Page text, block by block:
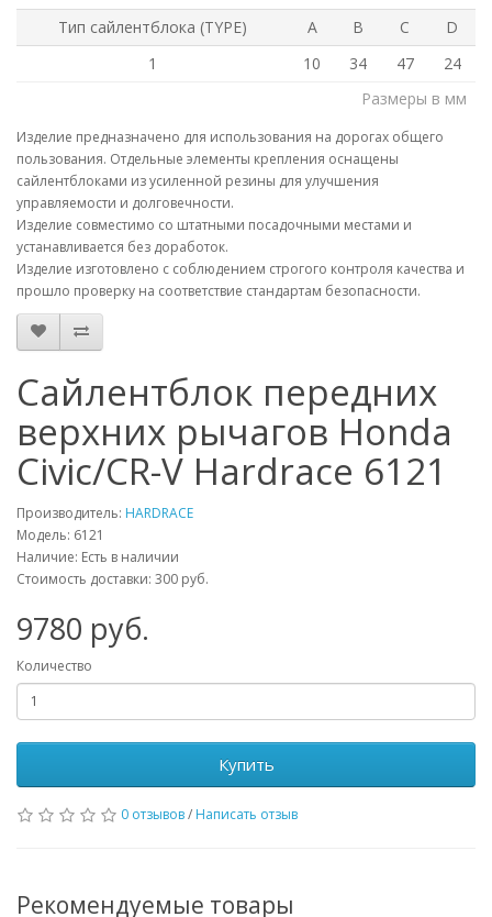
Тип сайлентблока (TYPE) A B C
D
1
10 34 47
24
Размеры в мм
Изделие предназначено для использования на дорогах общего
пользования. Отдельные элементы крепления оснащены
сайлентблоками из усиленной резины для улучшения
управляемости и долговечности.
Изделие совместимо со штатными посадочными местами и
устанавливается без доработок.
Изделие изготовлено с соблюдением строгого контроля качества и
прошло проверку на соответствие стандартам безопасности.
Сайлентблок передних
верхних рычагов Honda
Civic/CR-V Hardrace 6121
Производитель: HARDRACE
Модель: 6121
Наличие: Есть в наличии
Стоимость доставки: 300 руб.
9780 руб.
Количество
Купить
0 отзывов/ Написать отзыв
Рекомендуемые товары